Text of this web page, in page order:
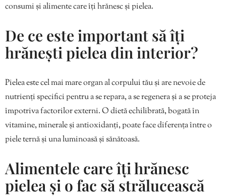
consumi și alimente care îți hrănesc și pielea.
De ce este important să îți
hrănești pielea din interior?
Pielea este cel mai mare organ al corpului tău și are nevoie de
nutrienți specifici pentru a se repara, a se regenera și a se proteja
împotriva factorilor externi. O dietă echilibrată, bogată în
vitamine, minerale și antioxidanți, poate face diferența între o
piele ternă și una luminoasă și sănătoasă.
Alimentele care îți hrănesc
pielea și o fac să strălucească